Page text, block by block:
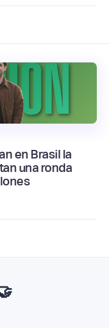
en Brasil la
una ronda